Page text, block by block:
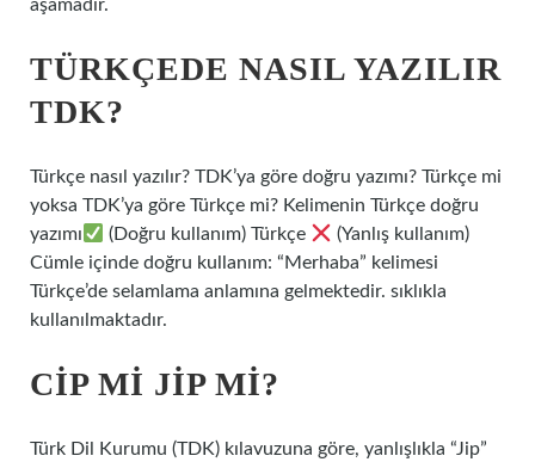
aşamadır.
TÜRKÇEDE NASIL YAZILIR
TDK?
Türkçe nasıl yazılır? TDK’ya göre doğru yazımı? Türkçe mi
yoksa TDK’ya göre Türkçe mi? Kelimenin Türkçe doğru
yazımı
(Doğru kullanım) Türkçe
(Yanlış kullanım)
Cümle içinde doğru kullanım: “Merhaba” kelimesi
Türkçe’de selamlama anlamına gelmektedir. sıklıkla
kullanılmaktadır.
CIP MI JIP MI?
Türk Dil Kurumu (TDK) kılavuzuna göre, yanlışlıkla “Jip”